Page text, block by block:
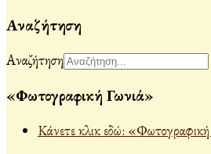
Αναζήτηση
Αναζήτηση
«Φωτογραφική Γωνιά»
Κάνετε κλικ εδώ: